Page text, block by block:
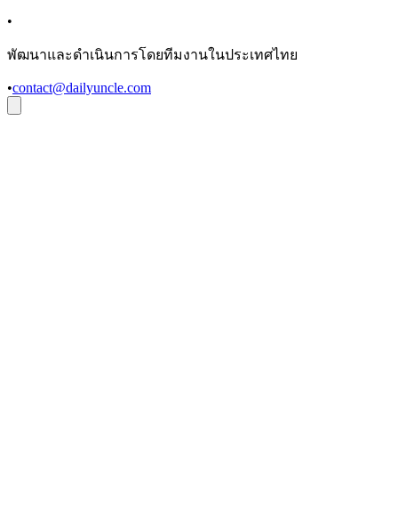
•
พัฒนาและดำเนินการโดยทีมงานในประเทศไทย
•contact@dailyuncle.com